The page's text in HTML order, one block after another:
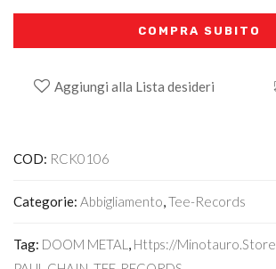
COMPRA SUBITO
Aggiungi alla Lista desideri
COD: RCK0106
Categorie: Abbigliamento,Tee-Records
Tag: DOOM METAL , Https://minotauro.store